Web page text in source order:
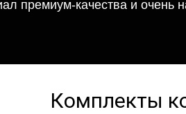
премиум-качества и очень
Комплекты